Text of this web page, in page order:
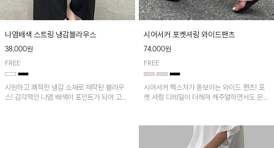
나염배색 스트링 냉감블라우스
38,000원
FREE
시원하고 쾌적한 냉감 소재로 제작된 블라우
스! 감각적인 나염 배색이 포인트가 되어 고급
시어서커 포켓셔링 와이드팬츠
74,000원
FREE
시어서커 텍스처가 돋보이는 와이드 팬츠! 포
켓 셔링 디테일이 더해져 캐주얼하면서도 은은
다. 가볍고 쾌적한 착용감으로 여름철 데일리
아이템으로 활용하기 좋아요~